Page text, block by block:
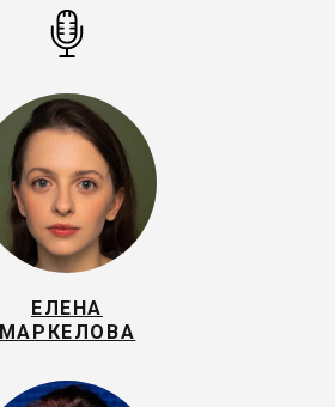
ЕЛЕНА
МАРКЕЛОВА